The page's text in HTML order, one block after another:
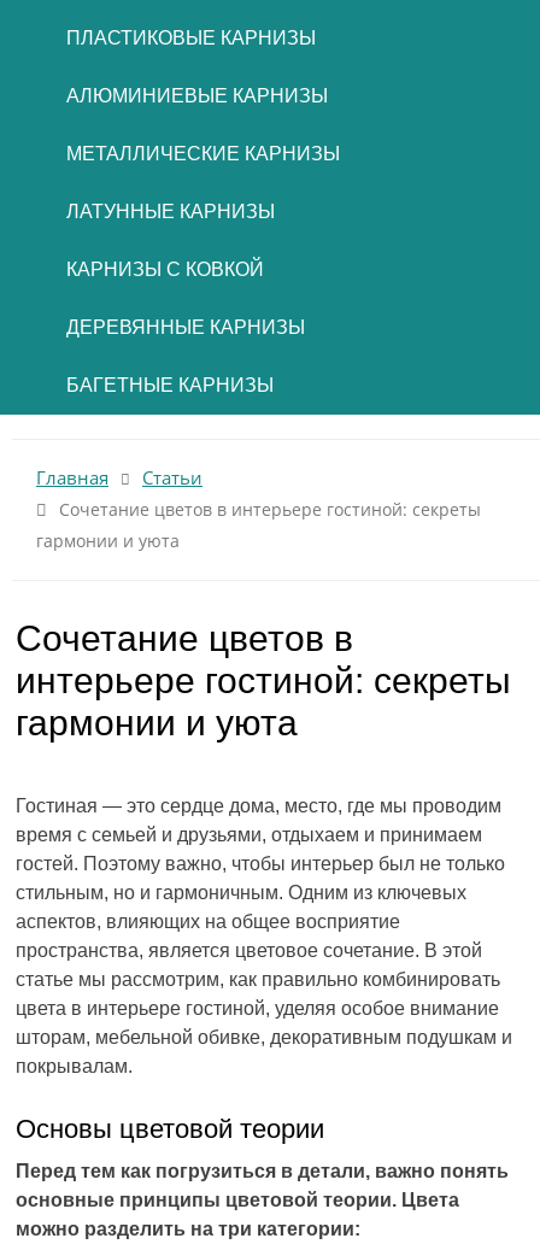
ПЛАСТИКОВЫЕ КАРНИЗЫ
АЛЮМИНИЕВЫЕ КАРНИЗЫ
МЕТАЛЛИЧЕСКИЕ КАРНИЗЫ
ЛАТУННЫЕ КАРНИЗЫ
КАРНИЗЫ С КОВКОЙ
ДЕРЕВЯННЫЕ КАРНИЗЫ
БАГЕТНЫЕ КАРНИЗЫ
Главная Статьи
Сочетание цветов в интерьере гостиной: секреты
гармонии и уюта
Сочетание цветов в
интерьере гостиной: секреты
гармонии и уюта
Гостиная — это сердце дома, место, где мы проводим
время с семьей и друзьями, отдыхаем и принимаем
гостей. Поэтому важно, чтобы интерьер был не только
стильным, но и гармоничным. Одним из ключевых
аспектов, влияющих на общее восприятие
пространства, является цветовое сочетание. В этой
статье мы рассмотрим, как правильно комбинировать
цвета в интерьере гостиной, уделяя особое внимание
шторам, мебельной обивке, декоративным подушкам и
покрывалам.
Основы цветовой теории
Перед тем как погрузиться в детали, важно понять
основные принципы цветовой теории. Цвета
можно разделить на три категории: